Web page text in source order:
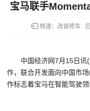
宝马联手
频道： 改装修车
中国经济网7月15日
作，联合开发面向中国市
作标志着宝马在智能驾驶